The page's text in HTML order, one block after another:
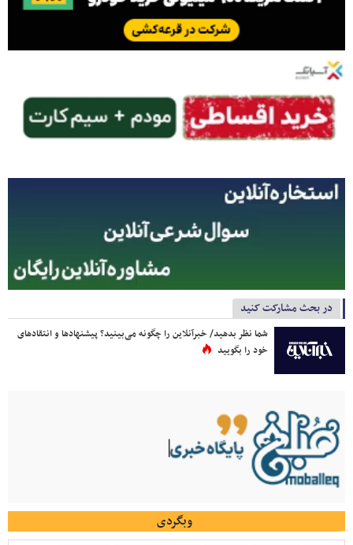
در بحث مشارکت کنید
شما نظر بدهید/ خبرآنلاین را چگونه می‌بینید؟ پیشنهادها و انتقادهای
خود را بگویید
وبگردی